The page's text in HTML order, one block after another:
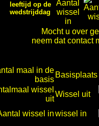
leeftijd op de
wedstrijddag
Mocht u over
neem dat contact
Basisplaats
Wissel uit
wissel in